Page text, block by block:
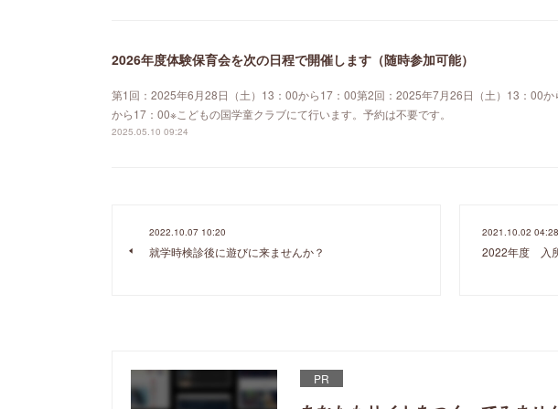
2026年度体験保育会を次の日程で開催します（随時参加可能）
第1回：2025年6月28日（土）13：00から17：00第2回：2025年7月26日（土）13：00
から17：00※こどもの国学童クラブにて行います。予約は不要です。
2025.05.10 09:24
2022.10.07 10:20
就学時検診後に遊びに来ませんか？
2021.10.02 04:28
2022年度 入所
PR